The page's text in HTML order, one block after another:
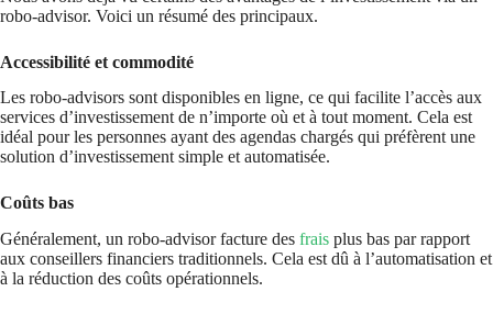
robo-advisor. Voici un résumé des principaux.
Accessibilité et commodité
Les robo-advisors sont disponibles en ligne, ce qui facilite l’accès aux
services d’investissement de n’importe où et à tout moment. Cela est
idéal pour les personnes ayant des agendas chargés qui préfèrent une
solution d’investissement simple et automatisée.
Coûts bas
Généralement, un robo-advisor facture des frais plus bas par rapport
aux conseillers financiers traditionnels. Cela est dû à l’automatisation et
à la réduction des coûts opérationnels.